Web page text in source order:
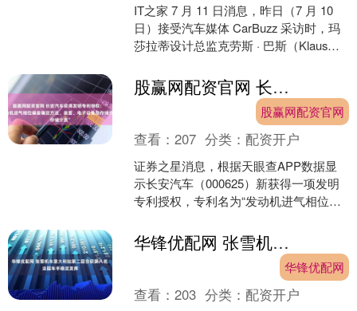
IT之家 7 月 11 日消息，昨日（7 月 10
日）接受汽车媒体 CarBuzz 采访时，玛
莎拉蒂设计总监克劳斯 · 巴斯（Klaus
股赢网配资官网 长安汽车获得发明专利授权：“发动机进气相位偏差确定方法、装置、电子设备及存储介质”
股赢网配资官网
查看：207 分类：配资开户
证券之星消息，根据天眼查APP数据显
示长安汽车（000625）新获得一项发明
专利授权，专利名为“发动机进气相位偏
质”，专利申请....
华锋优配网 张雪机车意大利站第二回合获第八名 法国车手稳定发挥
华锋优配网
查看：203 分类：配资开户